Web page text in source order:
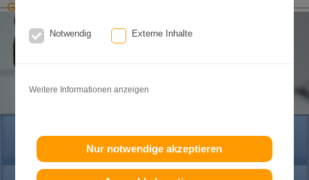
Notwendig Externe Inhalte
Weitere Informationen anzeigen
Nur notwendige akzeptieren
Ganzheitliche-Kieferorthopädie
Erwachsenen-Kieferorthopädie
Tel. +49(0)7151-96 94 0-0 · www.konik.de
HOME